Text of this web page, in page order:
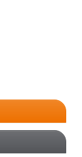
in